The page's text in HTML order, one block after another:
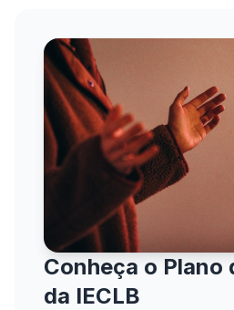
Conheça o Plano
da IECLB